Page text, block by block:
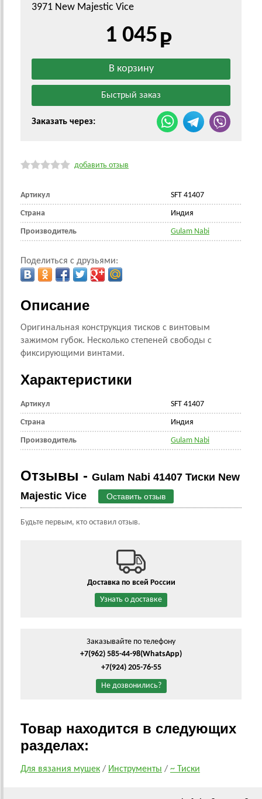
3971 New Majestic Vice
1 045
Заказать через:
добавить отзыв
Артикул SFT 41407
Страна Индия
Производитель Gulam Nabi
Поделиться с друзьями:
Описание
Оригинальная конструкция тисков с винтовым
зажимом губок. Несколько степеней свободы с
фиксирующими винтами.
Характеристики
Артикул SFT 41407
Страна Индия
Производитель Gulam Nabi
Отзывы - Gulam Nabi 41407 Тиски New
Majestic Vice
Оставить отзыв
Будьте первым, кто оставил отзыв.
Доставка по всей России
Узнать о доставке
Заказывайте по телефону
+7(962) 585-44-98(WhatsApp)
+7(924) 205-76-55
Не дозвонились?
Товар находится в следующих
разделах:
Для вязания мушек / Инструменты / ~ Тиски